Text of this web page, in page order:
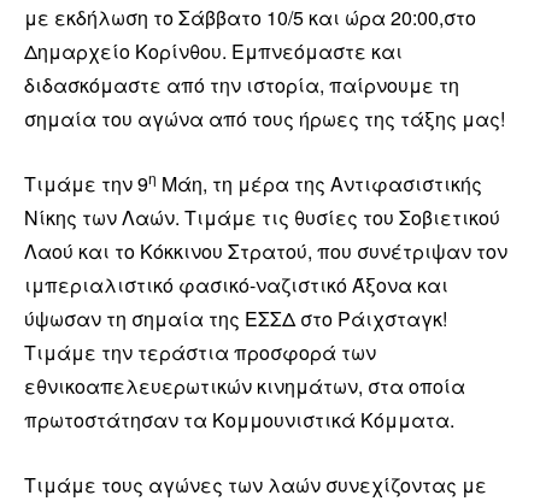
με εκδήλωση το Σάββατο 10/5 και ώρα 20:00,στο
Δημαρχείο Κορίνθου. Εμπνεόμαστε και
διδασκόμαστε από την ιστορία, παίρνουμε τη
σημαία του αγώνα από τους ήρωες της τάξης μας!
Τιμάμε την 9η Μάη, τη μέρα της Αντιφασιστικής
Νίκης των Λαών. Τιμάμε τις θυσίες του Σοβιετικού
Λαού και το Κόκκινου Στρατού, που συνέτριψαν τον
ιμπεριαλιστικό φασικό-ναζιστικό Άξονα και
ύψωσαν τη σημαία της ΕΣΣΔ στο Ράιχσταγκ!
Τιμάμε την τεράστια προσφορά των
εθνικοαπελευερωτικών κινημάτων, στα οποία
πρωτοστάτησαν τα Κομμουνιστικά Κόμματα.
Τιμάμε τους αγώνες των λαών συνεχίζοντας με